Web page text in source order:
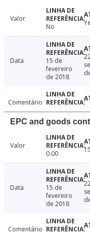
Valor
No
Data
15 de
fevereiro
de 2018
Comentário
EPC and goods
Valor
0.00
Data
15 de
fevereiro
de 2018
Comentário